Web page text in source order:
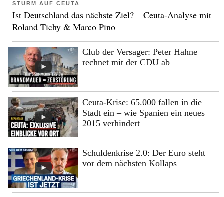
STURM AUF CEUTA
Ist Deutschland das nächste Ziel? – Ceuta-Analyse mit
Roland Tichy & Marco Pino
Club der Versager: Peter Hahne
rechnet mit der CDU ab
Ceuta-Krise: 65.000 fallen in die
Stadt ein – wie Spanien ein neues
2015 verhindert
Schuldenkrise 2.0: Der Euro steht
vor dem nächsten Kollaps